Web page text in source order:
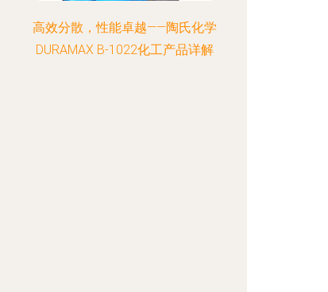
高效分散，性能卓越——陶氏化学
DURAMAX B-1022化工产品详解